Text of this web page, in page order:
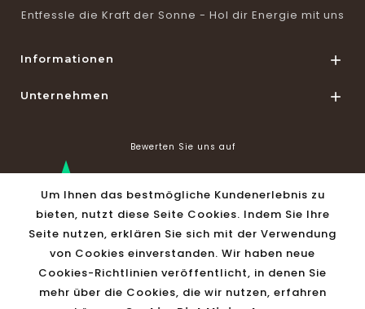
Entfessle die Kraft der Sonne - Hol dir Energie mit uns
Informationen 
Unternehmen 
Bewerten Sie uns auf
Shop Informationen
Um Ihnen das bestmögliche Kundenerlebnis zu
bieten, nutzt diese Seite Cookies. Indem Sie Ihre
Seite nutzen, erklären Sie sich mit der Verwendung
von Cookies einverstanden. Wir haben neue
Cookies-Richtlinien veröffentlicht, in denen Sie
mehr über die Cookies, die wir nutzen, erfahren